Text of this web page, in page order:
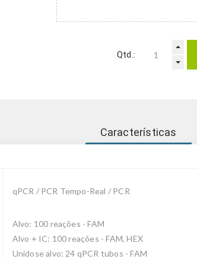
Qtd.:
Características
qPCR / PCR Tempo-Real / PCR
Alvo: 100 reações - FAM
Alvo + IC: 100 reações - FAM, HEX
Unidose alvo: 24 qPCR tubos - FAM